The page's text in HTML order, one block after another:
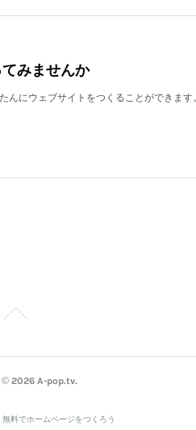
みませんか
んにウェブサイトをつくることができます
© 2026 A-pop.tv.
AmebaOwnd
無料でホームページをつくろう